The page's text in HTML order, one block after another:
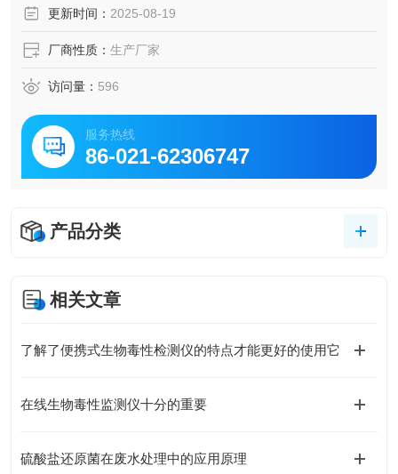
更新时间： 2025-08-19
厂商性质： 生产厂家
访问量： 596
服务热线
86-021-62306747
产品分类
相关文章
了解了便携式生物毒性检测仪的特点才能更好的使用它
在线生物毒性监测仪十分的重要
硫酸盐还原菌在废水处理中的应用原理